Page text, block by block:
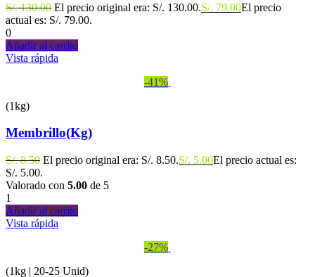
S/.130.00 El precio original era: S/. 130.00.S/. 79.00El precio
actual es: S/. 79.00.
0
Añadir al carrito
Vista rápida
-41%
(1kg)
Membrillo(Kg)
S/.8.50 El precio original era: S/. 8.50.S/. 5.00El precio actual es:
S/. 5.00.
Valorado con 5.00 de 5
1
Añadir al carrito
Vista rápida
-27%
(1kg | 20-25 Unid)